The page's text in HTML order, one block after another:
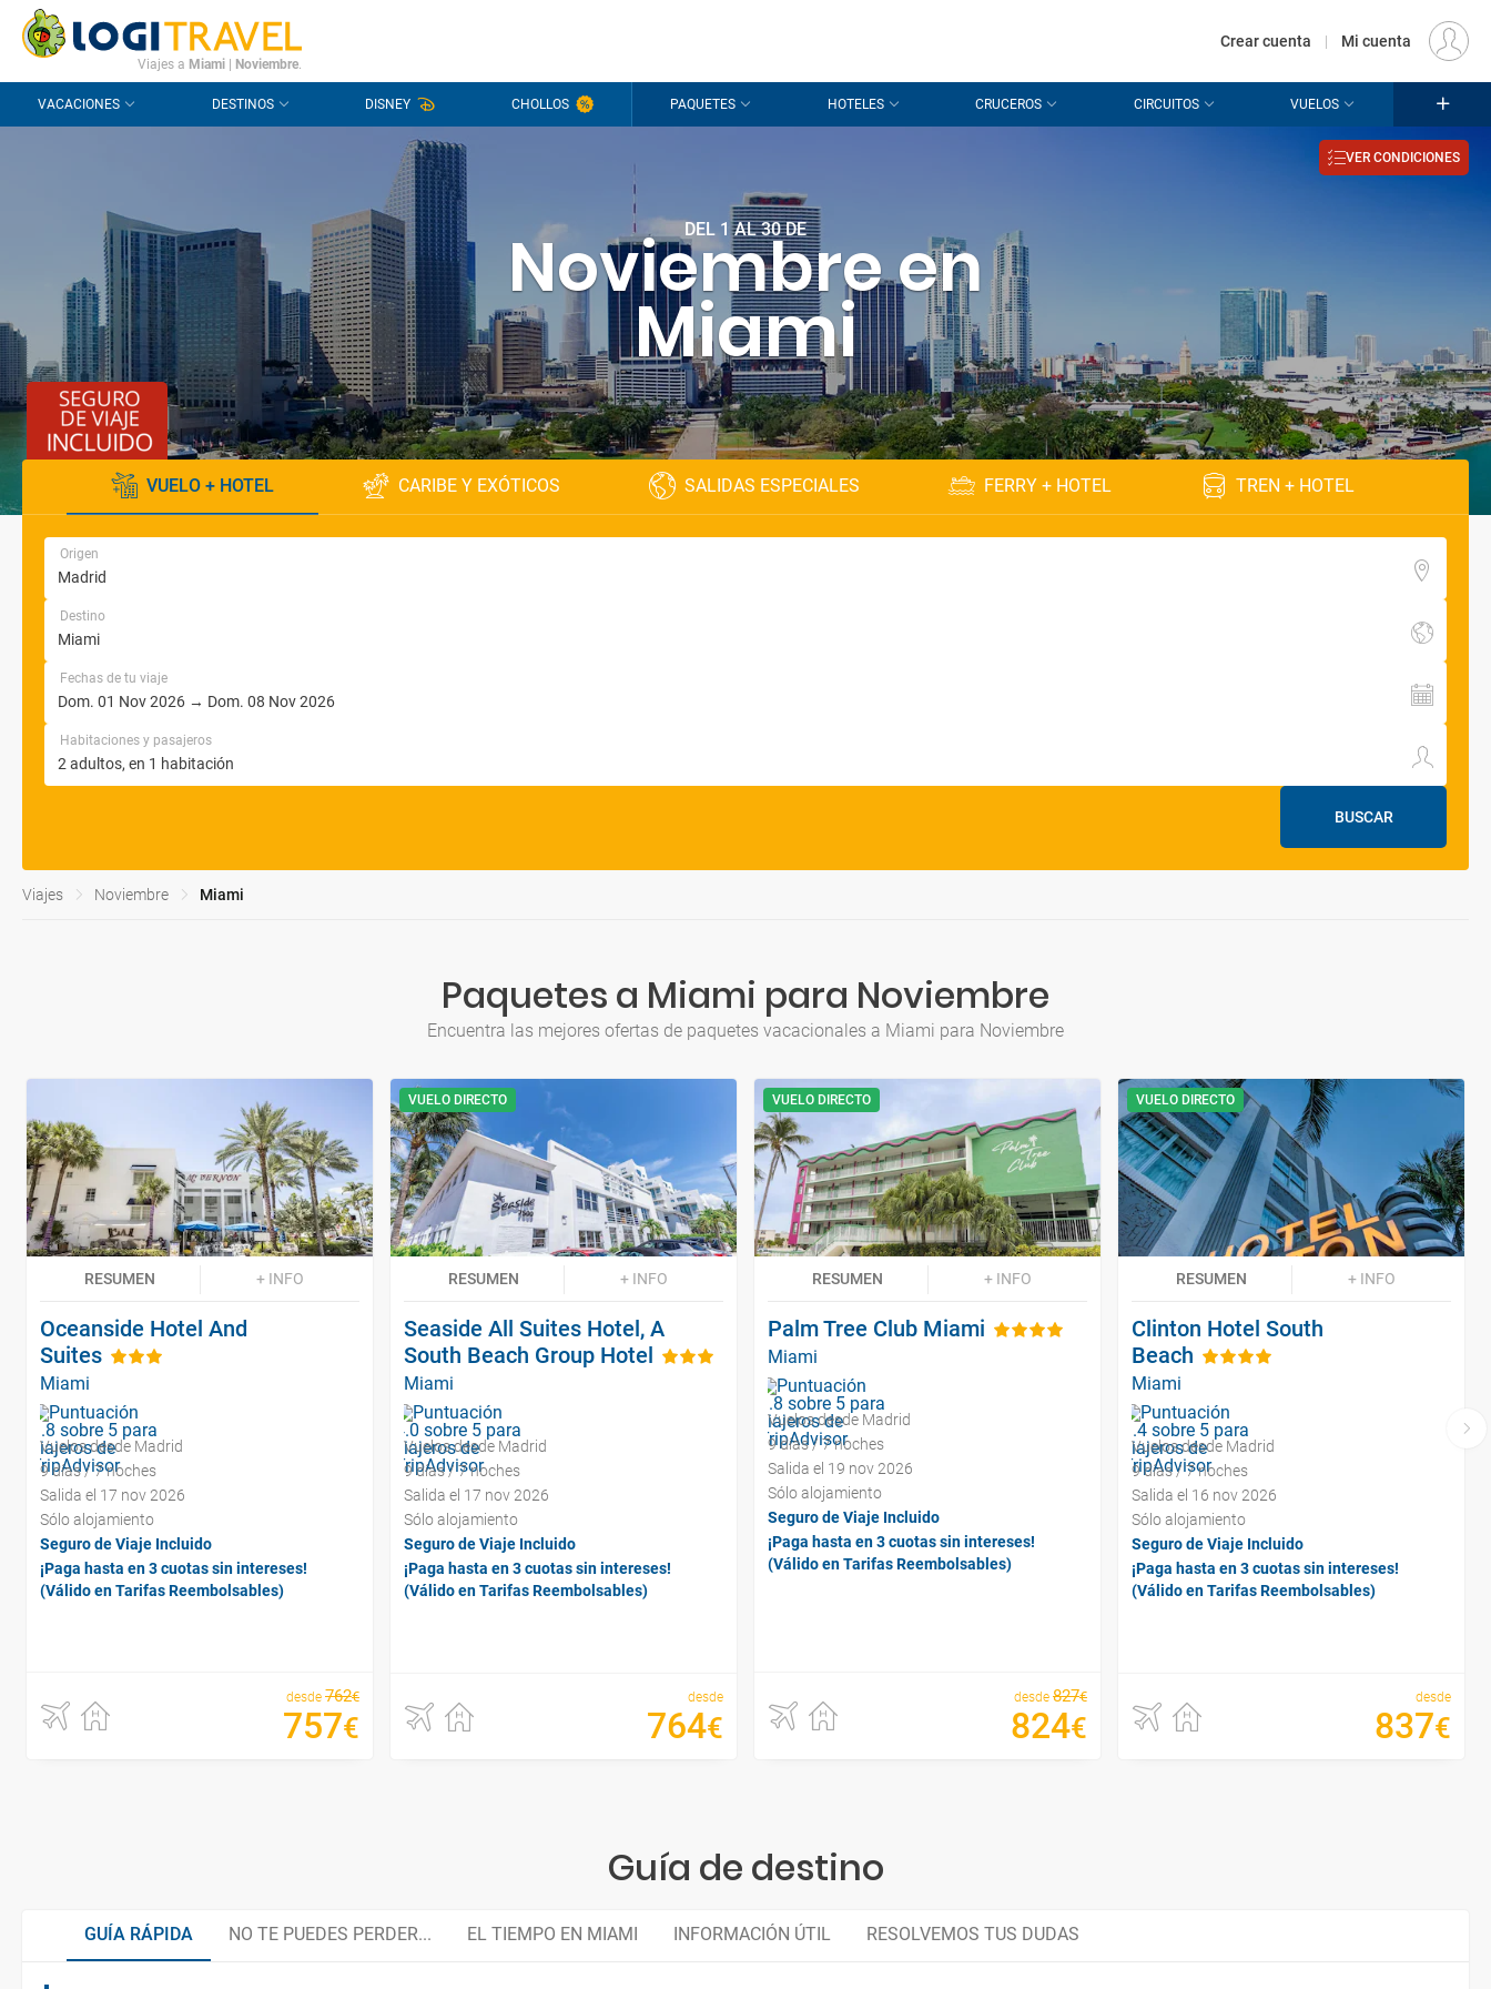
CONTACTO PREGUNTAS FRECUENTES EUR
Viajes a Miami| Noviembre.
Crear cuenta | Mi cuenta
VACACIONES DESTINOS DISNEY CHOLLOS PAQUETES HOTELES CRUCEROS CIRCUITOS VUELOS
DEL 1 AL 30 DE
Noviembre en
Miami
VER CONDICIONES
VUELO + HOTEL CARIBE Y EXÓTICOS SALIDAS ESPECIALES FERRY + HOTEL TREN + HOTEL
Origen
Destino
Fechas de tu viaje
Habitaciones y pasajeros
BUSCAR
Viajes Noviembre Miami
Paquetes a Miami para Noviembre
Encuentra las mejores ofertas de paquetes vacacionales a Miami para Noviembre
RESUMEN + INFO
Oceanside Hotel And
Suites
Miami
Vuelos desde Madrid
9 días / 7 noches
Salida el 17 nov 2026
Sólo alojamiento
Seguro de Viaje Incluido
¡Paga hasta en 3 cuotas sin intereses!
(Válido en Tarifas Reembolsables)
desde 762€
757€
VUELO DIRECTO
RESUMEN + INFO
Seaside All Suites Hotel, A
South Beach Group Hotel
Miami
Vuelos desde Madrid
9 días / 7 noches
Salida el 17 nov 2026
Sólo alojamiento
Seguro de Viaje Incluido
¡Paga hasta en 3 cuotas sin intereses!
(Válido en Tarifas Reembolsables)
desde
764€
VUELO DIRECTO
RESUMEN + INFO
Palm Tree Club Miami
Miami
Vuelos desde Madrid
9 días / 7 noches
Salida el 19 nov 2026
Sólo alojamiento
Seguro de Viaje Incluido
¡Paga hasta en 3 cuotas sin intereses!
(Válido en Tarifas Reembolsables)
desde 827€
824€
VUELO DIRECTO
RESUMEN + INFO
Clinton Hotel South
Beach
Miami
Vuelos desde Madrid
9 días / 7 noches
Salida el 16 nov 2026
Sólo alojamiento
Seguro de Viaje Incluido
¡Paga hasta en 3 cuotas sin intereses!
(Válido en Tarifas Reembolsables)
desde
837€
Guía de destino
GUÍA RÁPIDA NO TE PUEDES PERDER... EL TIEMPO EN MIAMI INFORMACIÓN ÚTIL RESOLVEMOS TUS DUDAS